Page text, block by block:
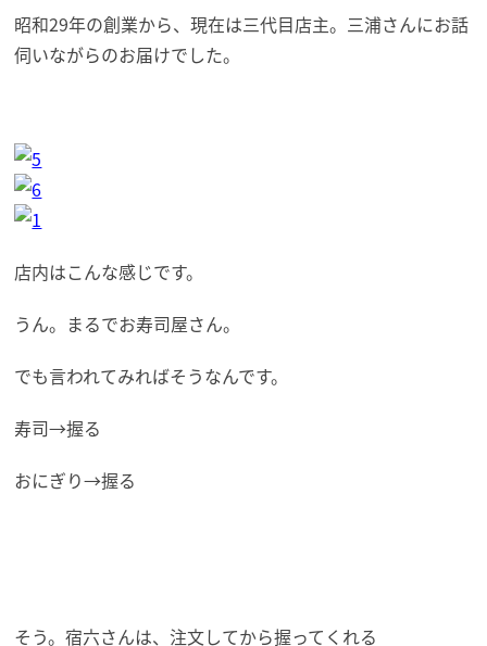
昭和29年の創業から、現在は三代目店主。三浦さんにお話
伺いながらのお届けでした。
店内はこんな感じです。
うん。まるでお寿司屋さん。
でも言われてみればそうなんです。
寿司→握る
おにぎり→握る
そう。宿六さんは、注文してから握ってくれる